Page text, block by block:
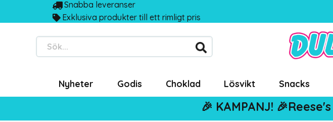
Snabba leveranser
Exklusiva produkter till ett rimligt pris
Sök...
Nyheter Godis Choklad Lösvikt Snacks
🎉 KAMPANJ!